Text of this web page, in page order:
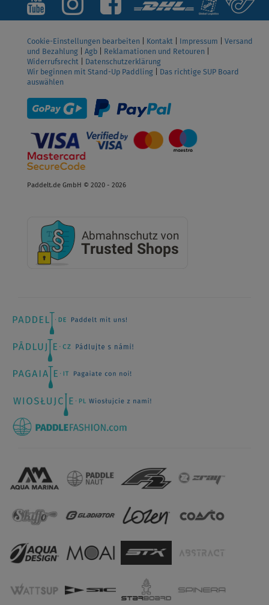
Cookie-Einstellungen bearbeiten Kontakt Impressum
Versand
und Bezahlung
Agb Reklamationen und Retouren
Widerrufsrecht
Datenschutzerklärung
Wir beginnen mit Stand-Up Paddling
Das richtige SUP Board
auswählen
Paddelt.de GmbH © 2020 - 2026